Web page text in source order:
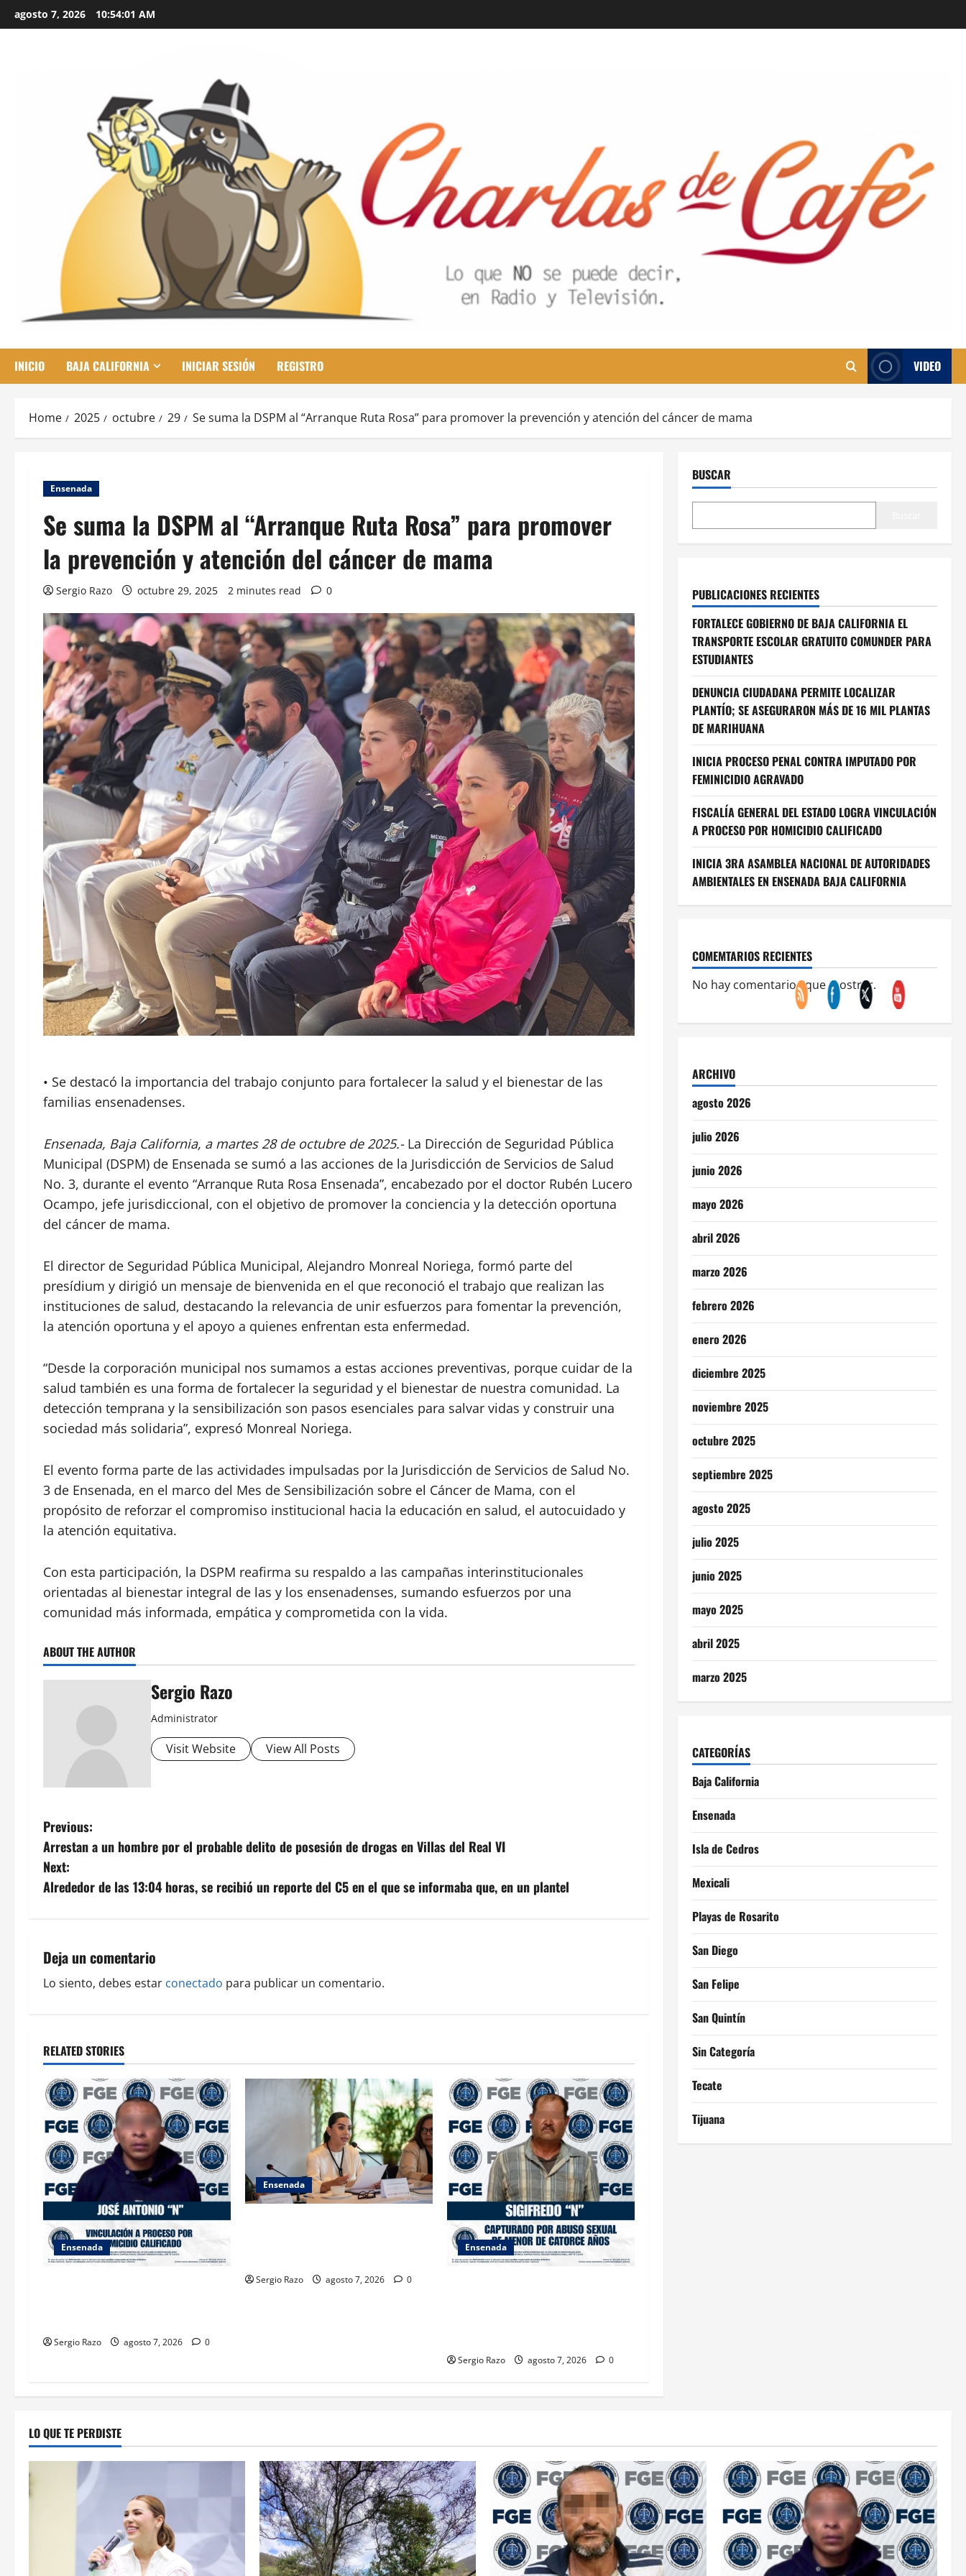
to
agosto 7, 2026 10:54:02 AM
INICIO BAJA CALIFORNIA INICIAR SESIÓN REGISTRO VIDEO
Home 2025 octubre 29 Se suma la DSPM al “Arranque Ruta Rosa” para promover la prevención y atención del cáncer de mama
Ensenada
Se suma la DSPM al “Arranque Ruta Rosa” para promover
la prevención y atención del cáncer de mama
Sergio Razo octubre 29, 2025 2 minutes read 0
• Se destacó la importancia del trabajo conjunto para fortalecer la salud y el bienestar de las
familias ensenadenses.
Ensenada, Baja California, a martes 28 de octubre de 2025.-La Dirección de Seguridad Pública
Municipal (DSPM) de Ensenada se sumó a las acciones de la Jurisdicción de Servicios de Salud
No. 3, durante el evento “Arranque Ruta Rosa Ensenada”, encabezado por el doctor Rubén Lucero
Ocampo, jefe jurisdiccional, con el objetivo de promover la conciencia y la detección oportuna
del cáncer de mama.
El director de Seguridad Pública Municipal, Alejandro Monreal Noriega, formó parte del
presídium y dirigió un mensaje de bienvenida en el que reconoció el trabajo que realizan las
instituciones de salud, destacando la relevancia de unir esfuerzos para fomentar la prevención,
la atención oportuna y el apoyo a quienes enfrentan esta enfermedad.
“Desde la corporación municipal nos sumamos a estas acciones preventivas, porque cuidar de la
salud también es una forma de fortalecer la seguridad y el bienestar de nuestra comunidad. La
detección temprana y la sensibilización son pasos esenciales para salvar vidas y construir una
sociedad más solidaria”, expresó Monreal Noriega.
El evento forma parte de las actividades impulsadas por la Jurisdicción de Servicios de Salud No.
3 de Ensenada, en el marco del Mes de Sensibilización sobre el Cáncer de Mama, con el
propósito de reforzar el compromiso institucional hacia la educación en salud, el autocuidado y
la atención equitativa.
Con esta participación, la DSPM reafirma su respaldo a las campañas interinstitucionales
orientadas al bienestar integral de las y los ensenadenses, sumando esfuerzos por una
comunidad más informada, empática y comprometida con la vida.
ABOUT THE AUTHOR
Sergio Razo
Administrator
Visit Website View All Posts
P
o
s
n
a
i
g
a
t
i
o
n
Previous:
Arrestan a un hombre por el probable delito de posesión de drogas en Villas del Real VI
Next:
Alrededor de las 13:04 horas, se recibió un reporte del C5 en el que se informaba que, en un plantel
Deja un comentario
Lo siento, debes estar conectado para publicar un comentario.
RELATED STORIES
Ensenada
Sergio Razo agosto 7, 2026 0
Ensenada
Sergio Razo agosto 7, 2026 0
Ensenada
Sergio Razo agosto 7, 2026 0
BUSCAR
PUBLICACIONES RECIENTES
FORTALECE GOBIERNO DE BAJA CALIFORNIA EL
TRANSPORTE ESCOLAR GRATUITO COMUNDER PARA
ESTUDIANTES
DENUNCIA CIUDADANA PERMITE LOCALIZAR
PLANTÍO; SE ASEGURARON MÁS DE 16 MIL PLANTAS
DE MARIHUANA
INICIA PROCESO PENAL CONTRA IMPUTADO POR
FEMINICIDIO AGRAVADO
FISCALÍA GENERAL DEL ESTADO LOGRA VINCULACIÓN
A PROCESO POR HOMICIDIO CALIFICADO
INICIA 3RA ASAMBLEA NACIONAL DE AUTORIDADES
AMBIENTALES EN ENSENADA BAJA CALIFORNIA
COMEMTARIOS RECIENTES
No hay comentarios que mostrar.
ARCHIVO
agosto 2026
julio 2026
junio 2026
mayo 2026
abril 2026
marzo 2026
febrero 2026
enero 2026
diciembre 2025
noviembre 2025
octubre 2025
septiembre 2025
agosto 2025
julio 2025
junio 2025
mayo 2025
abril 2025
marzo 2025
CATEGORÍAS
Baja California
Ensenada
Isla de Cedros
Mexicali
Playas de Rosarito
San Diego
San Felipe
San Quintín
Sin Categoría
Tecate
Tijuana
LO QUE TE PERDISTE